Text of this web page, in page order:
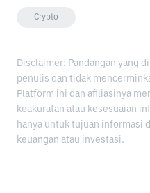
Crypto
Disclaimer: Pandangan yang
penulis dan tidak
Platform ini dan afiliasinya
keakuratan atau kesesuaian
hanya untuk tujuan informasi
keuangan atau investasi.